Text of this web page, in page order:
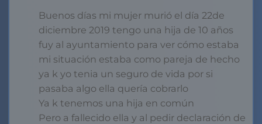
Buenos días mi mujer murió el día 22de
diciembre 2019 tengo una hija de 10 años
fuy al ayuntamiento para ver cómo estaba
mi situación estaba como pareja de hecho
ya k yo tenia un seguro de vida por si
pasaba algo ella quería cobrarlo
Ya k tenemos una hija en común
Pero a fallecido ella y al pedir declaración de